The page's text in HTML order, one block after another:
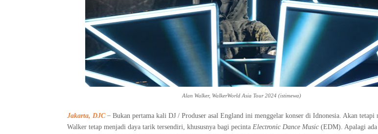
Alan Walker, WalkerWorld Asia Tour 2024 (istimewa)
Jakarta, DJC – Bukan pertama kali DJ / Produser asal England ini menggelar konser di Idnonesia. Akan tetapi
Walker tetap menjadi daya tarik tersendiri, khususnya bagi pecinta Electronic Dance Music (EDM). Apalagi